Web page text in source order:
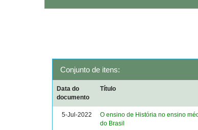
Conjunto de itens:
Data do
documento
Título
5-Jul-2022
O ensino de História no ensino
do Brasil